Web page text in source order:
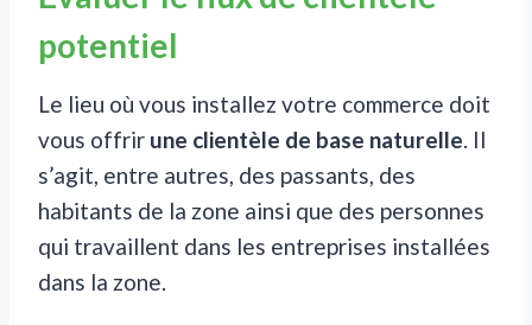
potentiel
Le lieu où vous installez votre commerce doit
vous offrir une clientèle de base naturelle. Il
s’agit, entre autres, des passants, des
habitants de la zone ainsi que des personnes
qui travaillent dans les entreprises installées
dans la zone.